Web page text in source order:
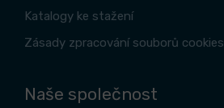
Katalogy ke stažení
Zásady zpracování souborů cookies
Naše společnost